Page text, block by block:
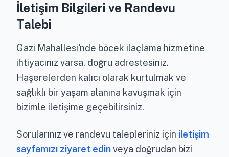
İletişim Bilgileri ve Randevu
Talebi
Gazi Mahallesi'nde böcek ilaçlama hizmetine
ihtiyacınız varsa, doğru adrestesiniz.
Haşerelerden kalıcı olarak kurtulmak ve
sağlıklı bir yaşam alanına kavuşmak için
bizimle iletişime geçebilirsiniz.
Sorularınız ve randevu talepleriniz için iletişim
sayfamızı ziyaret edinveya doğrudan bizi